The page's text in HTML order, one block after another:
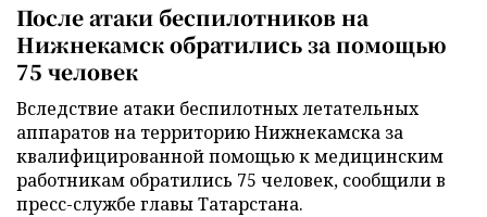
После атаки беспилотников на
Нижнекамск обратились за помощью
75 человек
Вследствие атаки беспилотных летательных
аппаратов на территорию Нижнекамска за
квалифицированной помощью к медицинским
работникам обратились 75 человек, сообщили в
пресс-службе главы Татарстана.